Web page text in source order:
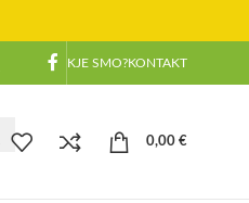
KJE SMO?KONTAKT
0,00 €